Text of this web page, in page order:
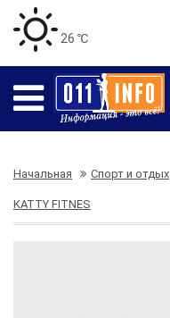
26 ℃
Начальная Спорт и отдых
KATTY FITNES